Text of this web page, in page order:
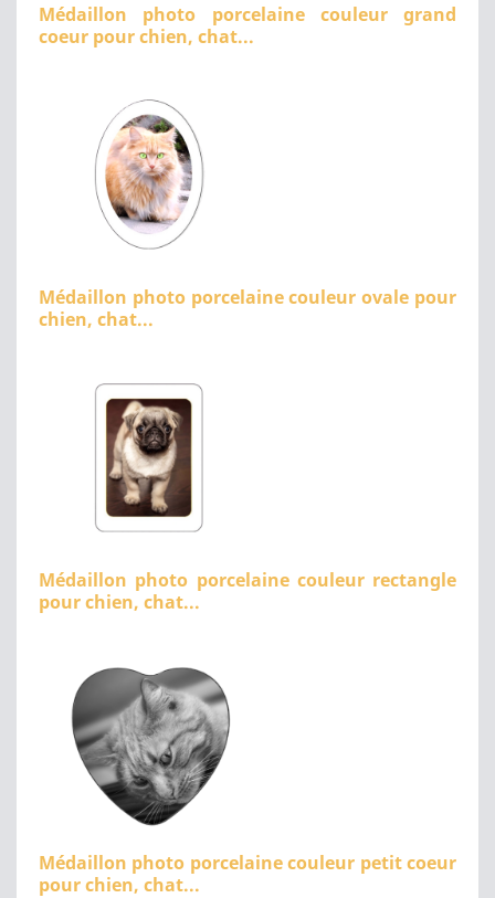
Médaillon photo porcelaine couleur grand
coeur pour chien, chat...
Médaillon photo porcelaine couleur ovale pour
chien, chat...
Médaillon photo porcelaine couleur rectangle
pour chien, chat...
Médaillon photo porcelaine couleur petit coeur
pour chien, chat...